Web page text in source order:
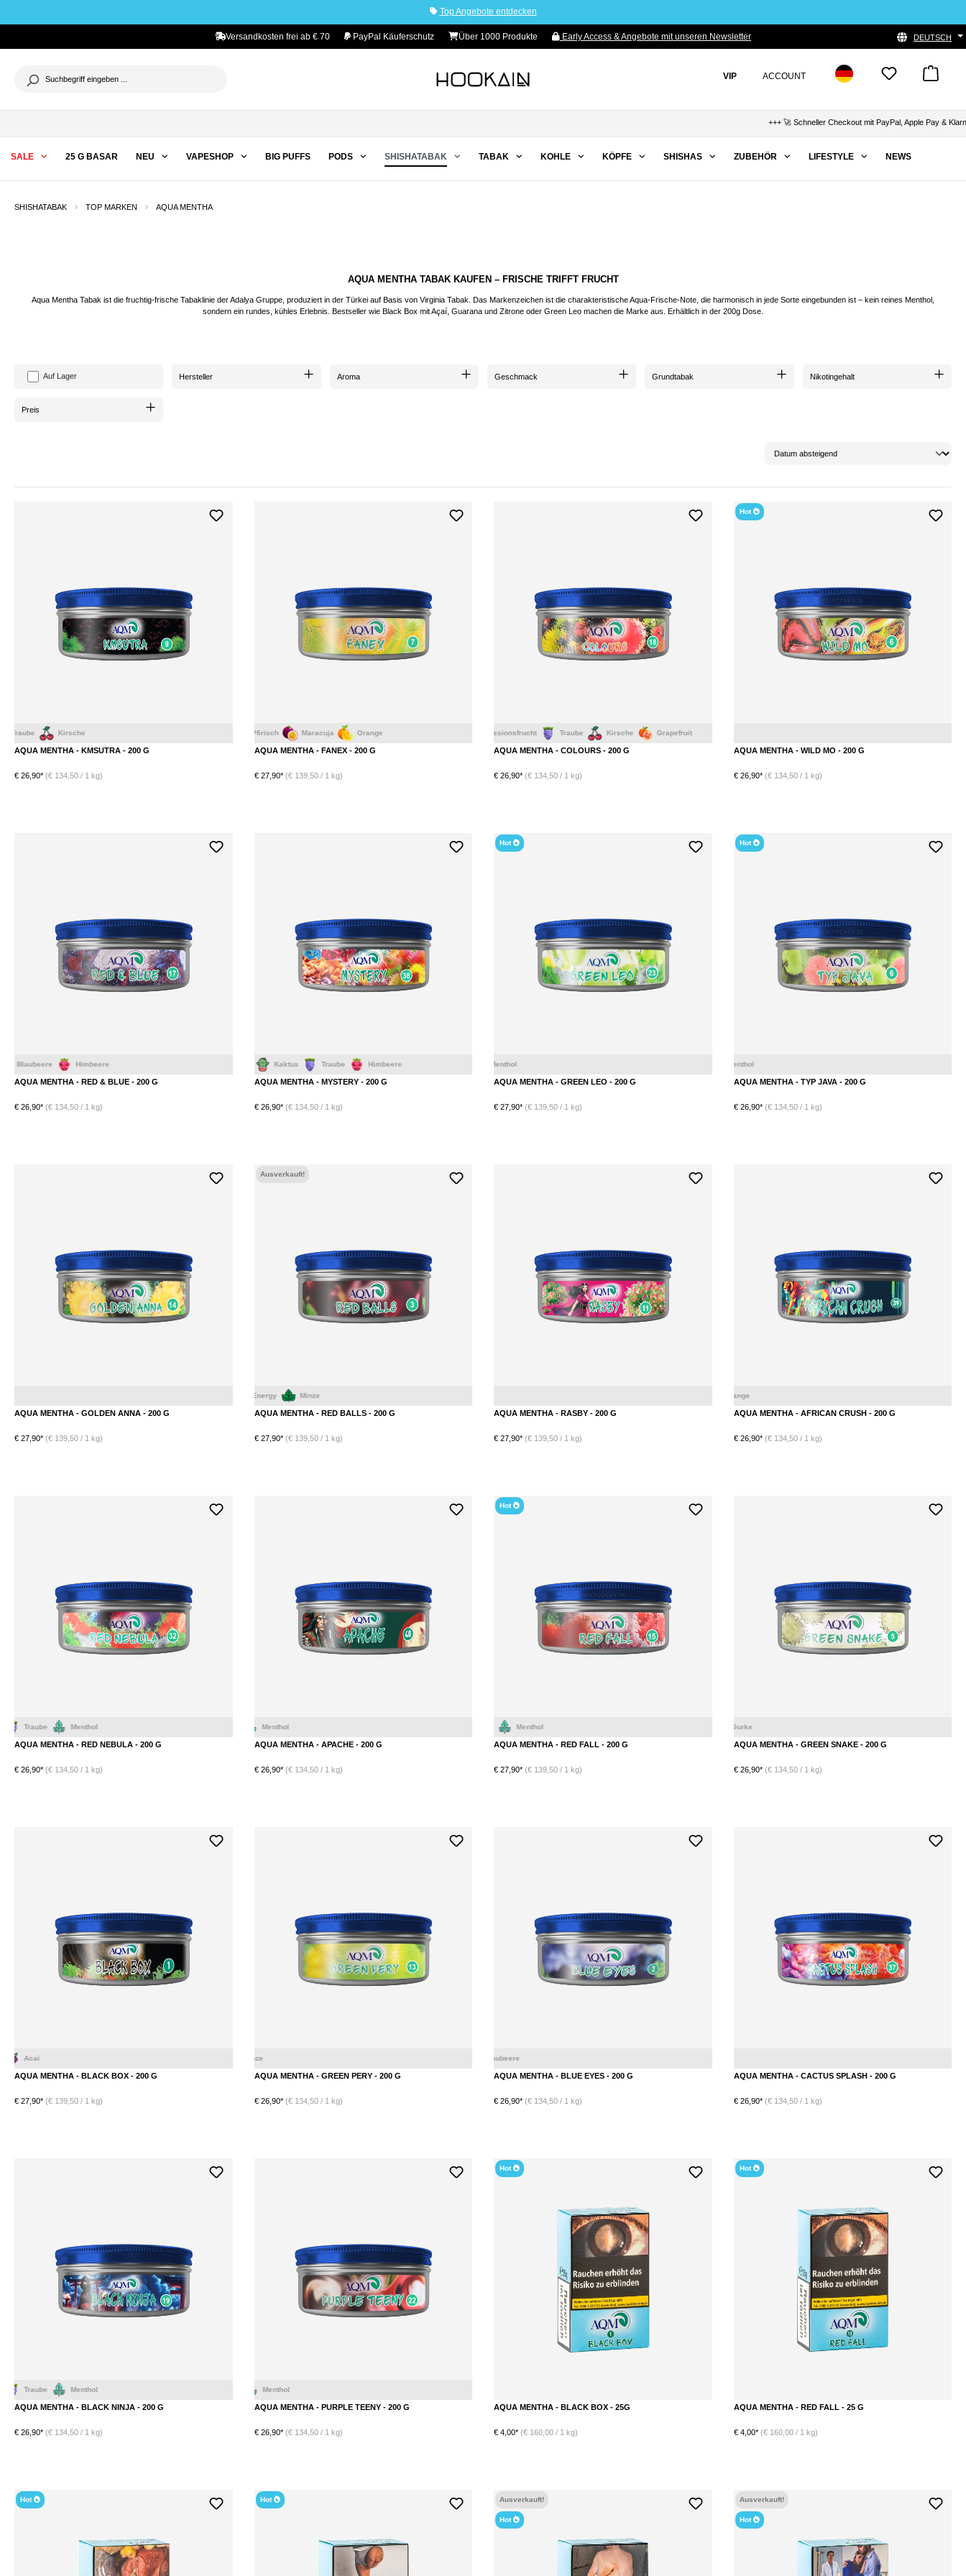
Top Angebote entdecken
Versandkosten frei ab € 70 PayPal Käuferschutz Über 1000 Produkte Early Access & Angebote mit unseren Newsletter DEUTSCH
VIP ACCOUNT
+++ 🚀 Schneller Checkout mit PayPal, Apple Pay & Klarna +++
SALE 25 G BASAR NEU VAPESHOP BIG PUFFS PODS SHISHATABAK TABAK KOHLE KÖPFE SHISHAS ZUBEHÖR LIFESTYLE NEWS
SHISHATABAK TOP MARKEN AQUA MENTHA
AQUA MENTHA TABAK KAUFEN – FRISCHE TRIFFT FRUCHT
Aqua Mentha Tabak ist die fruchtig-frische Tabaklinie der Adalya Gruppe, produziert in der Türkei auf Basis von Virginia Tabak. Das Markenzeichen ist die charakteristische Aqua-Frische-Note, die harmonisch in jede Sorte eingebunden ist – kein reines Menthol,
sondern ein rundes, kühles Erlebnis. Bestseller wie Black Box mit Açaí, Guarana und Zitrone oder Green Leo machen die Marke aus. Erhältlich in der 200g Dose.
Auf Lager Hersteller Aroma Geschmack Grundtabak Nikotingehalt
Preis
Kirsche
AQUA MENTHA - KMSUTRA - 200 G
€ 26,90* (€ 134,50 / 1 kg)
Maracuja Orange
AQUA MENTHA - FANEX - 200 G
€ 27,90*(€ 139,50 / 1 kg)
Erdbeere Traube Kirsche Grapefruit
AQUA MENTHA - COLOURS - 200 G
€ 26,90* (€ 134,50 / 1 kg)
Hot
AQUA MENTHA - WILD MO - 200 G
€ 26,90*(€ 134,50 / 1 kg)
Himbeere
AQUA MENTHA - RED & BLUE - 200 G
€ 26,90* (€ 134,50 / 1 kg)
Traube Himbeere
AQUA MENTHA - MYSTERY - 200 G
€ 26,90*(€ 134,50 / 1 kg)
Hot
Limette
AQUA MENTHA - GREEN LEO - 200 G
€ 27,90* (€ 139,50 / 1 kg)
Hot
AQUA MENTHA - TYP JAVA - 200 G
€ 26,90*(€ 134,50 / 1 kg)
AQUA MENTHA - GOLDEN ANNA - 200 G
€ 27,90* (€ 139,50 / 1 kg)
Ausverkauft!
Minze
AQUA MENTHA - RED BALLS - 200 G
€ 27,90*(€ 139,50 / 1 kg)
AQUA MENTHA - RASBY - 200 G
€ 27,90* (€ 139,50 / 1 kg)
AQUA MENTHA - AFRICAN CRUSH - 200 G
€ 26,90*(€ 134,50 / 1 kg)
Menthol
AQUA MENTHA - RED NEBULA - 200 G
€ 26,90* (€ 134,50 / 1 kg)
Waldbeere
AQUA MENTHA - APACHE - 200 G
€ 26,90*(€ 134,50 / 1 kg)
Hot
AQUA MENTHA - RED FALL - 200 G
€ 27,90* (€ 139,50 / 1 kg)
AQUA MENTHA - GREEN SNAKE - 200 G
€ 26,90*(€ 134,50 / 1 kg)
Beeren Mix
AQUA MENTHA - BLACK BOX - 200 G
€ 27,90* (€ 139,50 / 1 kg)
Birne Minze
AQUA MENTHA - GREEN PERY - 200 G
€ 26,90*(€ 134,50 / 1 kg)
AQUA MENTHA - BLUE EYES - 200 G
€ 26,90* (€ 134,50 / 1 kg)
AQUA MENTHA - CACTUS SPLASH - 200 G
€ 26,90*(€ 134,50 / 1 kg)
Menthol
AQUA MENTHA - BLACK NINJA - 200 G
€ 26,90* (€ 134,50 / 1 kg)
AQUA MENTHA - PURPLE TEENY - 200 G
€ 26,90*(€ 134,50 / 1 kg)
Hot
AQUA MENTHA - BLACK BOX - 25G
€ 4,00* (€ 160,00 / 1 kg)
Hot
AQUA MENTHA - RED FALL - 25 G
€ 4,00*(€ 160,00 / 1 kg)
Hot Hot Ausverkauft!
Hot
Ausverkauft!
Hot